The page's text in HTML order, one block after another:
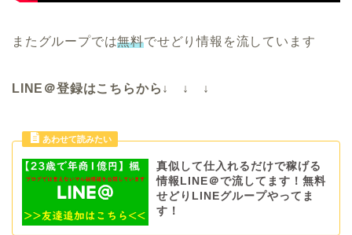
またグループでは無料でせどり情報を流しています
LINE＠登録はこちらから↓ ↓ ↓
真似して仕入れるだけで稼げる
情報LINE＠で流してます！無料
せどりLINEグループやってま
す！